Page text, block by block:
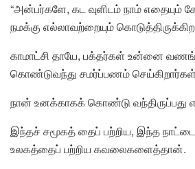
“அன்பர்களே, கட வுளிடம் நாம் எதையும்
நமக்கு எல்லாவற்றையும்
காமாட்சி தாயே, பக்தர்கள் உன்னை
கொண்டுவந்து சமர்ப்பணம்
நான் உனக்காகக் கொண்டு வந்திருப்பது
இந்தச் சமூகத் தைப் பற்றிய, இந்த
உலகத்தைப் பற்றிய கவலைகளைத்தான்.